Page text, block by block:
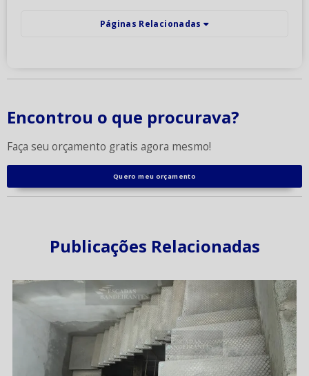
Páginas Relacionadas
Encontrou o que procurava?
Faça seu orçamento gratis agora mesmo!
Quero meu orçamento
Publicações Relacionadas